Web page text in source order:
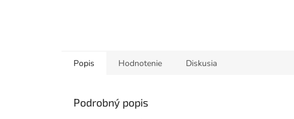
Popis Hodnotenie Diskusia
Podrobný popis